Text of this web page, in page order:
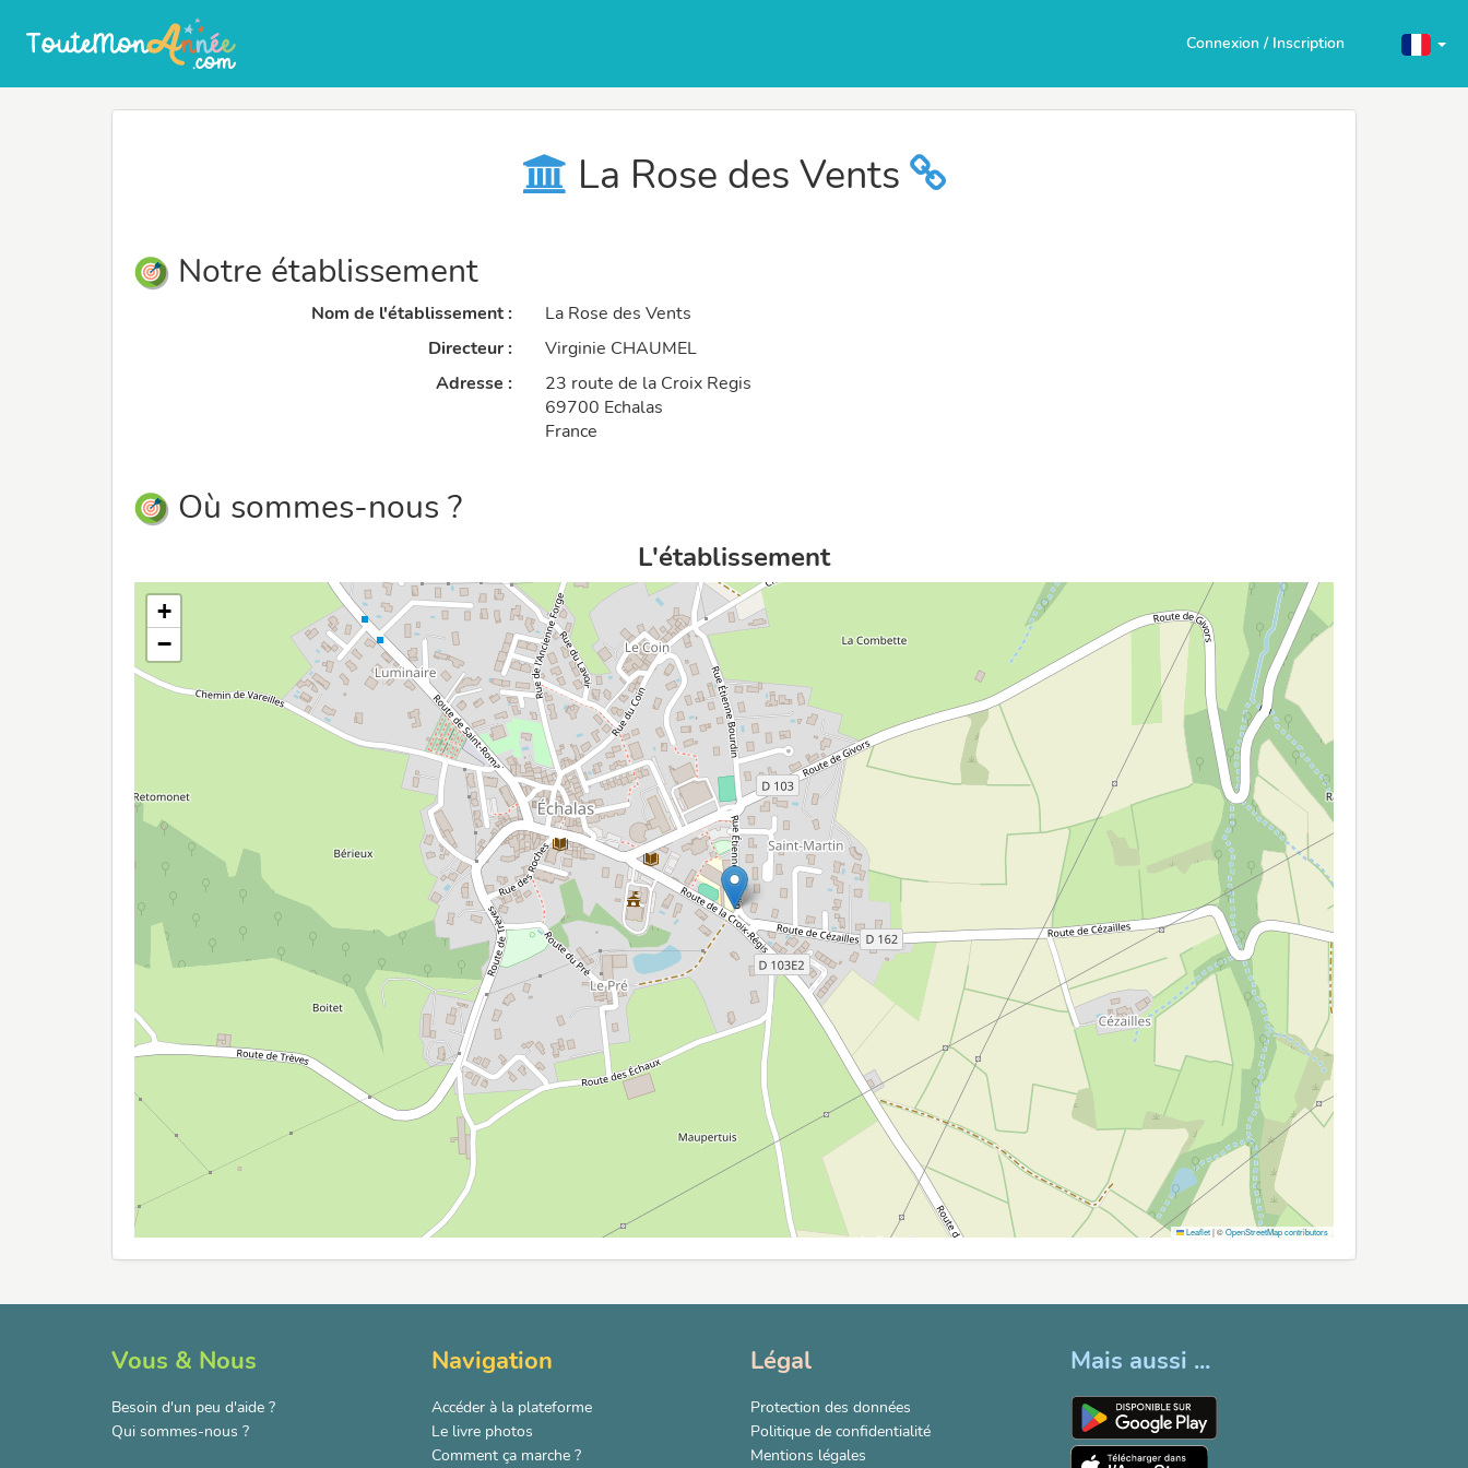
Connexion / Inscription
La Rose des Vents
Notre établissement
Nom de l'établissement :
La Rose des Vents
Directeur :
Virginie CHAUMEL
Adresse :
23 route de la Croix Regis
69700 Echalas
France
Où sommes-nous ?
L'établissement
+
−
Leaflet|©OpenStreetMap contributors
Vous & Nous
Besoin d'un peu d'aide ?
Qui sommes-nous ?
Navigation
Accéder à la plateforme
Le livre photos
Comment ça marche ?
Légal
Protection des données
Politique de confidentialité
Mentions légales
Mais aussi ...